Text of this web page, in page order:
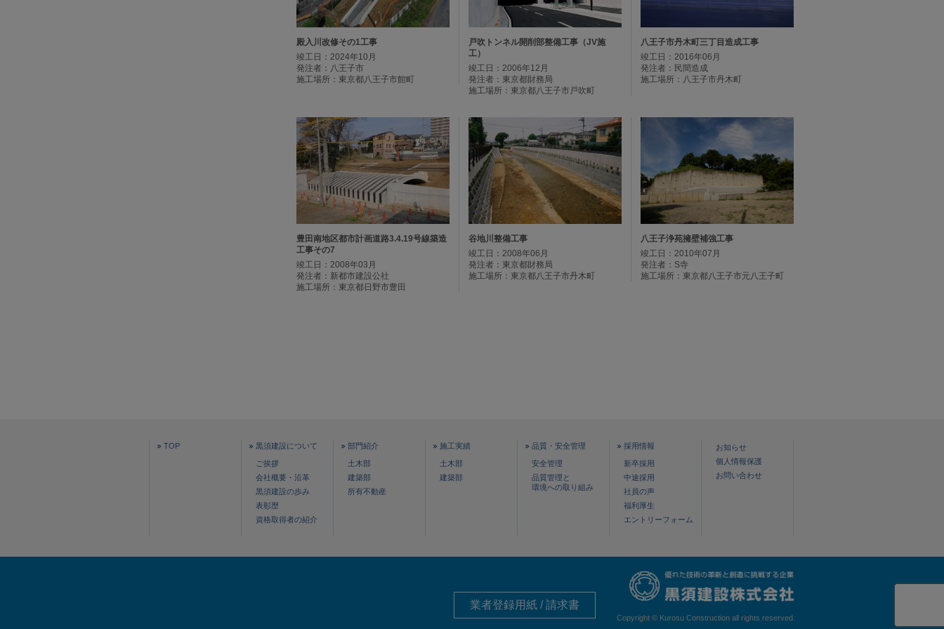
殿入川改修その1工事
竣工日：2024年10月
発注者：八王子市
施工場所：東京都八王子市館町
戸吹トンネル開削部整備工事（JV施
工）
竣工日：2006年12月
発注者：東京都財務局
施工場所：東京都八王子市戸吹町
八王子市丹木町三丁目造成工事
竣工日：2016年06月
発注者：民間造成
施工場所：八王子市丹木町
豊田南地区都市計画道路3.4.19号線築造
工事その7
竣工日：2008年03月
発注者：新都市建設公社
施工場所：東京都日野市豊田
谷地川整備工事
竣工日：2008年06月
発注者：東京都財務局
施工場所：東京都八王子市丹木町
八王子浄苑擁壁補強工事
竣工日：2010年07月
発注者：S寺
施工場所：東京都八王子市元八王子町
TOP 黒須建設について
ご挨拶
会社概要・沿革
黒須建設の歩み
表彰歴
資格取得者の紹介
部門紹介
土木部
建築部
所有不動産
施工実績
土木部
建築部
品質・安全管理
安全管理
品質管理と
環境への取り組み
採用情報
新卒採用
中途採用
社員の声
福利厚生
エントリーフォーム
お知らせ
個人情報保護
お問い合わせ
Copyright © Kurosu Construction all rights reserved.
業者登録用紙 / 請求書